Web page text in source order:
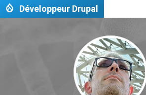
Aller au contenu principal
Développeur Drupal